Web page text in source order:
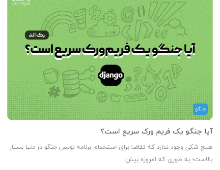
جنگو
آیا جنگو یک فریم‌ ورک سریع است؟
هیچ شکی وجود ندارد که تقاضا برای استخدام برنامه‌ نویس جنگو در دنیا بسیار
بالاست؛ به طوری که امروزه بیش…